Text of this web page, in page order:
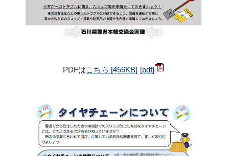
PDFはこちら [456KB]